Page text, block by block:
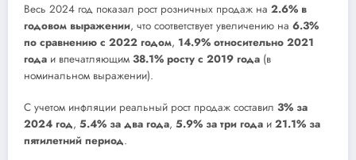
Весь 2024 год показал рост розничных продаж на 2.6% в
годовом выражении, что соответствует увеличению на 6.3%
по сравнению с 2022 годом, 14.9% относительно 2021
года и впечатляющим 38.1% росту с 2019 года (в
номинальном выражении).
С учетом инфляции реальный рост продаж составил 3% за
2024 год, 5.4% за два года, 5.9% за три года и 21.1% за
пятилетний период.